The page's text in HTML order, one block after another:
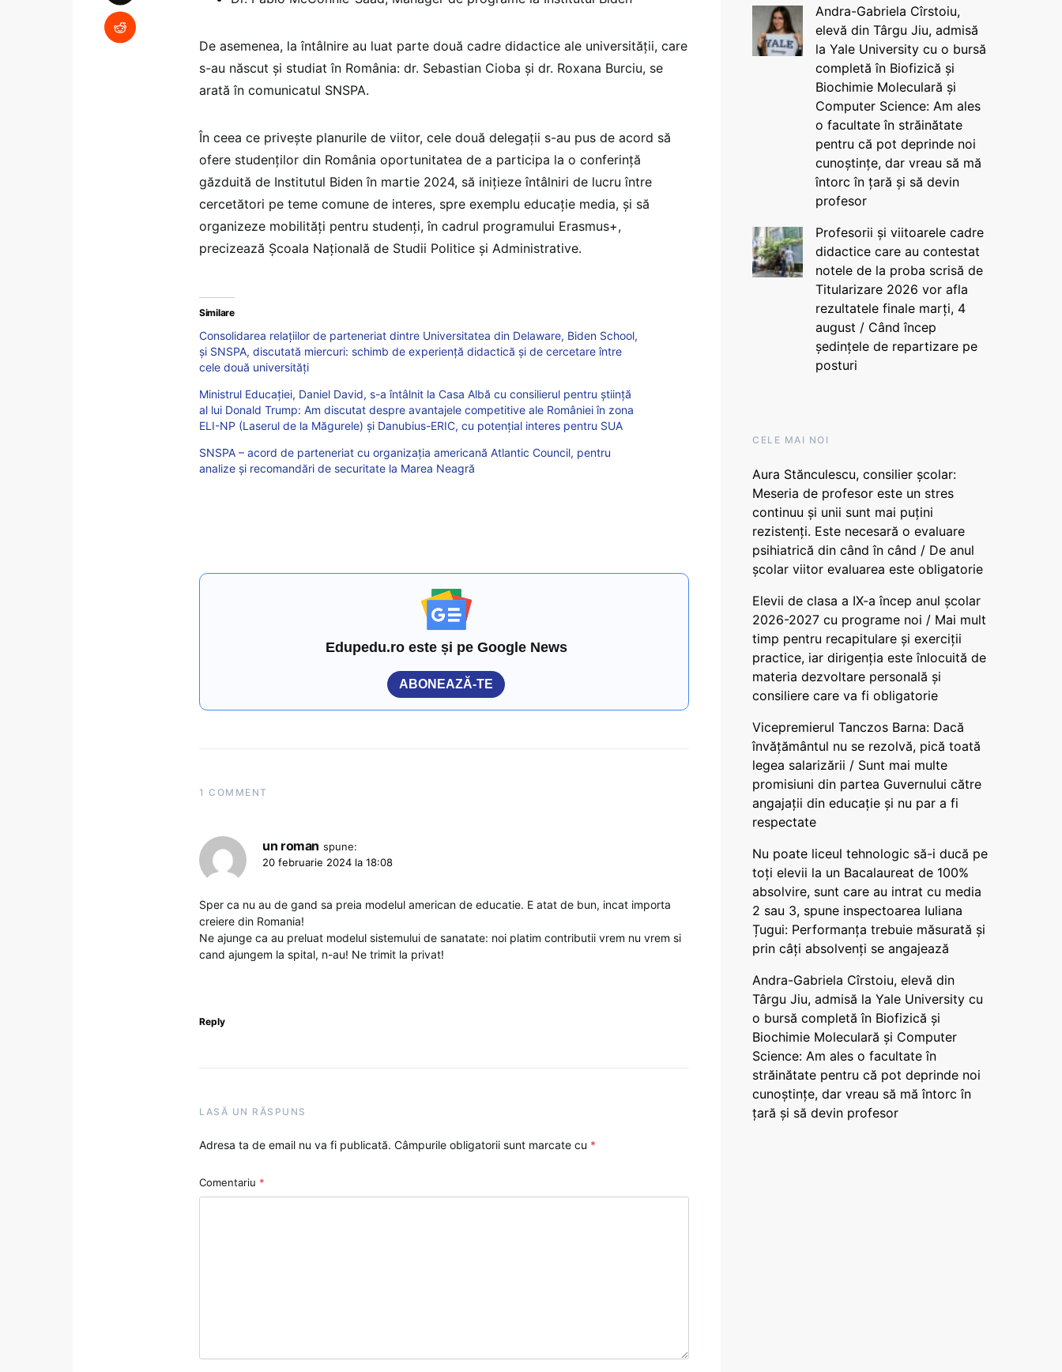
De asemenea, la întâlnire au luat parte două cadre didactice ale universității, care
s-au născut și studiat în România: dr. Sebastian Cioba și dr. Roxana Burciu, se
arată în comunicatul SNSPA.
În ceea ce privește planurile de viitor, cele două delegații s-au pus de acord să
ofere studenților din România oportunitatea de a participa la o conferință
găzduită de Institutul Biden în martie 2024, să inițieze întâlniri de lucru între
cercetători pe teme comune de interes, spre exemplu educație media, și să
organizeze mobilități pentru studenți, în cadrul programului Erasmus+,
precizează Școala Națională de Studii Politice și Administrative.
Similare
Consolidarea relaţiilor de parteneriat dintre Universitatea din Delaware, Biden School,
și SNSPA, discutată miercuri: schimb de experienţă didactică şi de cercetare între
cele două universităţi
Ministrul Educației, Daniel David, s-a întâlnit la Casa Albă cu consilierul pentru știință
al lui Donald Trump: Am discutat despre avantajele competitive ale României în zona
ELI-NP (Laserul de la Măgurele) și Danubius-ERIC, cu potențial interes pentru SUA
SNSPA – acord de parteneriat cu organizația americană Atlantic Council, pentru
analize și recomandări de securitate la Marea Neagră
Edupedu.ro este și pe Google News
ABONEAZĂ-TE
1 COMMENT
un roman spune:
20 februarie 2024 la 18:08
Sper ca nu au de gand sa preia modelul american de educatie. E atat de bun, incat importa
creiere din Romania!
Ne ajunge ca au preluat modelul sistemului de sanatate: noi platim contributii vrem nu vrem si
cand ajungem la spital, n-au! Ne trimit la privat!
Reply
LASĂ UN RĂSPUNS
Adresa ta de email nu va fi publicată. Câmpurile obligatorii sunt marcate cu *
Comentariu *
Andra-Gabriela Cîrstoiu,
elevă din Târgu Jiu, admisă
la Yale University cu o bursă
completă în Biofizică și
Biochimie Moleculară și
Computer Science: Am ales
o facultate în străinătate
pentru că pot deprinde noi
cunoștințe, dar vreau să mă
întorc în țară și să devin
profesor
Profesorii și viitoarele cadre
didactice care au contestat
notele de la proba scrisă de
Titularizare 2026 vor afla
rezultatele finale marți, 4
august / Când încep
ședințele de repartizare pe
posturi
CELE MAI NOI
Aura Stănculescu, consilier școlar:
Meseria de profesor este un stres
continuu și unii sunt mai puțini
rezistenți. Este necesară o evaluare
psihiatrică din când în când / De anul
școlar viitor evaluarea este obligatorie
Elevii de clasa a IX-a încep anul școlar
2026-2027 cu programe noi / Mai mult
timp pentru recapitulare și exerciții
practice, iar dirigenția este înlocuită de
materia dezvoltare personală și
consiliere care va fi obligatorie
Vicepremierul Tanczos Barna: Dacă
învățământul nu se rezolvă, pică toată
legea salarizării / Sunt mai multe
promisiuni din partea Guvernului către
angajații din educație și nu par a fi
respectate
Nu poate liceul tehnologic să-i ducă pe
toți elevii la un Bacalaureat de 100%
absolvire, sunt care au intrat cu media
2 sau 3, spune inspectoarea Iuliana
Țugui: Performanța trebuie măsurată și
prin câți absolvenți se angajează
Andra-Gabriela Cîrstoiu, elevă din
Târgu Jiu, admisă la Yale University cu
o bursă completă în Biofizică și
Biochimie Moleculară și Computer
Science: Am ales o facultate în
străinătate pentru că pot deprinde noi
cunoștințe, dar vreau să mă întorc în
țară și să devin profesor